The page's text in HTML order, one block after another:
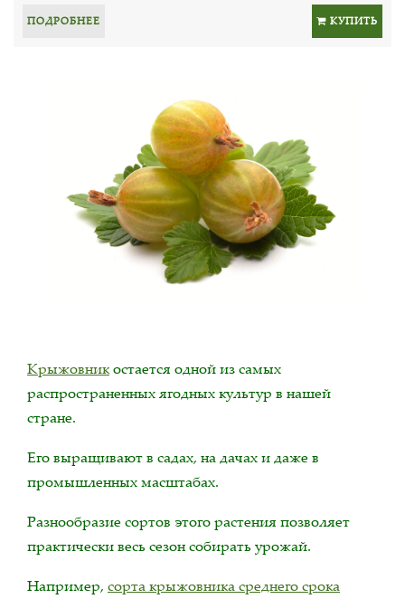
ПОДРОБНЕЕ КУПИТЬ
Крыжовникостается одной из самых
распространенных ягодных культур в нашей
стране.
Его выращивают в садах, на дачах и даже в
промышленных масштабах.
Разнообразие сортов этого растения позволяет
практически весь сезон собирать урожай.
Например, сорта крыжовника среднего срока